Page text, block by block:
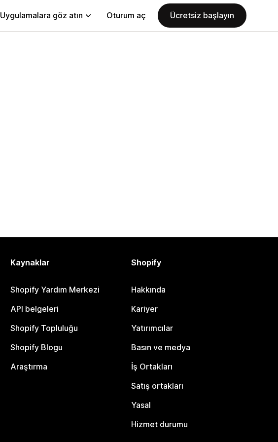
Uygulamalara göz atın Oturum aç Ücretsiz başlayın
Kaynaklar
Shopify Yardım Merkezi
API belgeleri
Shopify Topluluğu
Shopify Blogu
Araştırma
Shopify
Hakkında
Kariyer
Yatırımcılar
Basın ve medya
İş Ortakları
Satış ortakları
Yasal
Hizmet durumu